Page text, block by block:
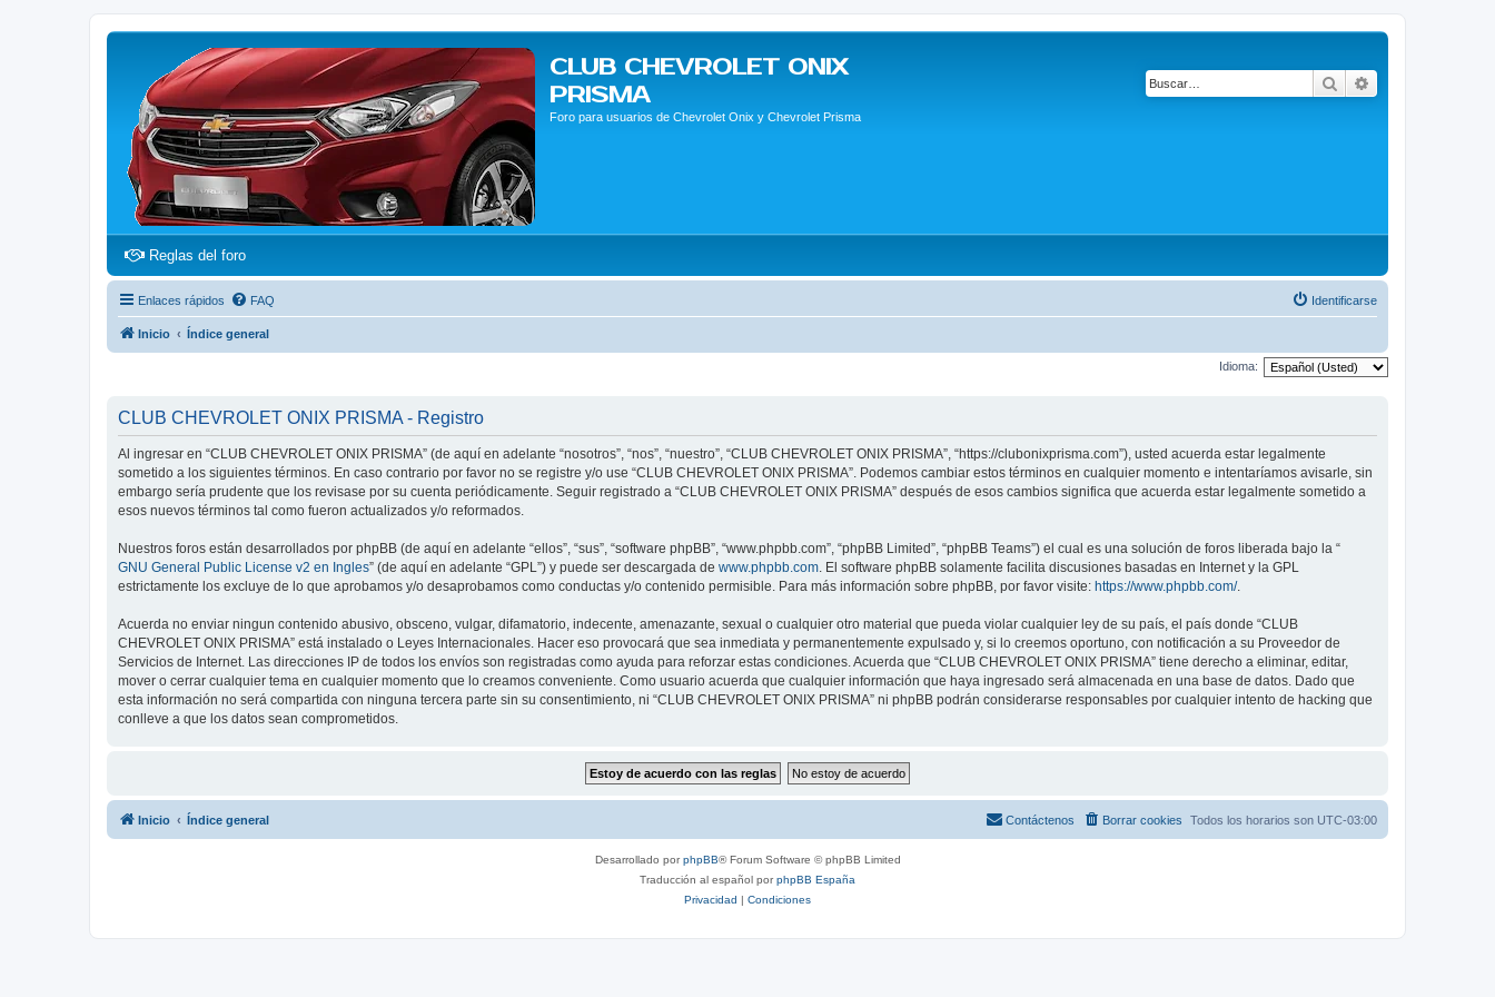
CLUB CHEVROLET ONIX
PRISMA
Foro para usuarios de Chevrolet Onix y Chevrolet Prisma
Buscar
Reglas del foro(Opens a new tab)
Enlaces rápidos FAQ Identificarse
Inicio Índice general
Idioma:
CLUB CHEVROLET ONIX PRISMA - Registro
Al ingresar en “CLUB CHEVROLET ONIX PRISMA” (de aquí en adelante “nosotros”, “nos”, “nuestro”, “CLUB CHEVROLET ONIX PRISMA”, “https://clubonixprisma.com”), usted acuerda estar legalmente
sometido a los siguientes términos. En caso contrario por favor no se registre y/o use “CLUB CHEVROLET ONIX PRISMA”. Podemos cambiar estos términos en cualquier momento e intentaríamos avisarle, sin
embargo sería prudente que los revisase por su cuenta periódicamente. Seguir registrado a “CLUB CHEVROLET ONIX PRISMA” después de esos cambios significa que acuerda estar legalmente sometido a
esos nuevos términos tal como fueron actualizados y/o reformados.
Nuestros foros están desarrollados por phpBB (de aquí en adelante “ellos”, “sus”, “software phpBB”, “www.phpbb.com”, “phpBB Limited”, “phpBB Teams”) el cual es una solución de foros liberada bajo la “
GNU General Public License v2 en Ingles” (de aquí en adelante “GPL”) y puede ser descargada de www.phpbb.com . El software phpBB solamente facilita discusiones basadas en Internet y la GPL
estrictamente los excluye de lo que aprobamos y/o desaprobamos como conductas y/o contenido permisible. Para más información sobre phpBB, por favor visite: https://www.phpbb.com/.
Acuerda no enviar ningun contenido abusivo, obsceno, vulgar, difamatorio, indecente, amenazante, sexual o cualquier otro material que pueda violar cualquier ley de su país, el país donde “CLUB
CHEVROLET ONIX PRISMA” está instalado o Leyes Internacionales. Hacer eso provocará que sea inmediata y permanentemente expulsado y, si lo creemos oportuno, con notificación a su Proveedor de
Servicios de Internet. Las direcciones IP de todos los envíos son registradas como ayuda para reforzar estas condiciones. Acuerda que “CLUB CHEVROLET ONIX PRISMA” tiene derecho a eliminar, editar,
mover o cerrar cualquier tema en cualquier momento que lo creamos conveniente. Como usuario acuerda que cualquier información que haya ingresado será almacenada en una base de datos. Dado que
esta información no será compartida con ninguna tercera parte sin su consentimiento, ni “CLUB CHEVROLET ONIX PRISMA” ni phpBB podrán considerarse responsables por cualquier intento de hacking que
conlleve a que los datos sean comprometidos.
Inicio Índice general Todos los horarios son UTC-03:00
Borrar cookies
Contáctenos
Desarrollado porphpBB® Forum Software © phpBB Limited
Traducción al español porphpBB España
Privacidad | Condiciones